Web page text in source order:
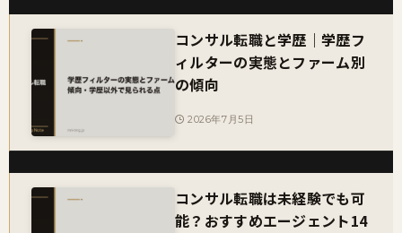
コンサル転職と学歴｜学歴フ
ィルターの実態とファーム別
の傾向
2026年7月5日
コンサル転職は未経験でも可
能？おすすめエージェント14